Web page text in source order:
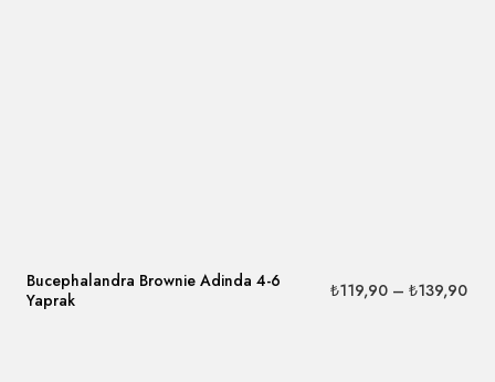
Bucephalandra Brownie Adinda 4-6
Yaprak
₺119,90 – ₺139,90